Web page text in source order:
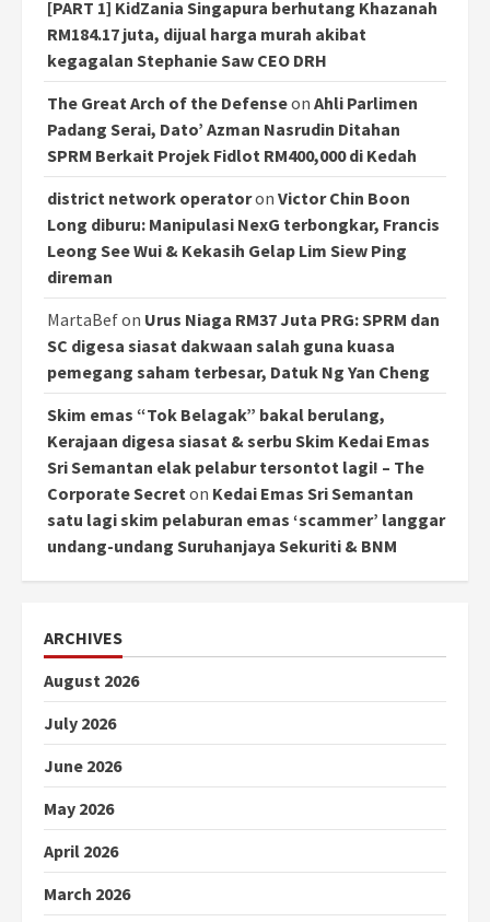
[PART 1] KidZania Singapura berhutang Khazanah
RM184.17 juta, dijual harga murah akibat
kegagalan Stephanie Saw CEO DRH
The Great Arch of the Defenseon Ahli Parlimen
Padang Serai, Dato’ Azman Nasrudin Ditahan
SPRM Berkait Projek Fidlot RM400,000 di Kedah
district network operatoron Victor Chin Boon
Long diburu: Manipulasi NexG terbongkar, Francis
Leong See Wui & Kekasih Gelap Lim Siew Ping
direman
MartaBefon Urus Niaga RM37 Juta PRG: SPRM dan
SC digesa siasat dakwaan salah guna kuasa
pemegang saham terbesar, Datuk Ng Yan Cheng
Skim emas “Tok Belagak” bakal berulang,
Kerajaan digesa siasat & serbu Skim Kedai Emas
Sri Semantan elak pelabur tersontot lagi! – The
Corporate Secreton Kedai Emas Sri Semantan
satu lagi skim pelaburan emas ‘scammer’ langgar
undang-undang Suruhanjaya Sekuriti & BNM
ARCHIVES
August 2026
July 2026
June 2026
May 2026
April 2026
March 2026